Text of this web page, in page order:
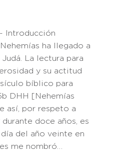
- Introducción
Nehemías ha llegado a
La lectura para
y su actitud
bíblico para
DHH [Nehemías
así, por respeto a
durante doce años, es
del año veinte en
me nombró…